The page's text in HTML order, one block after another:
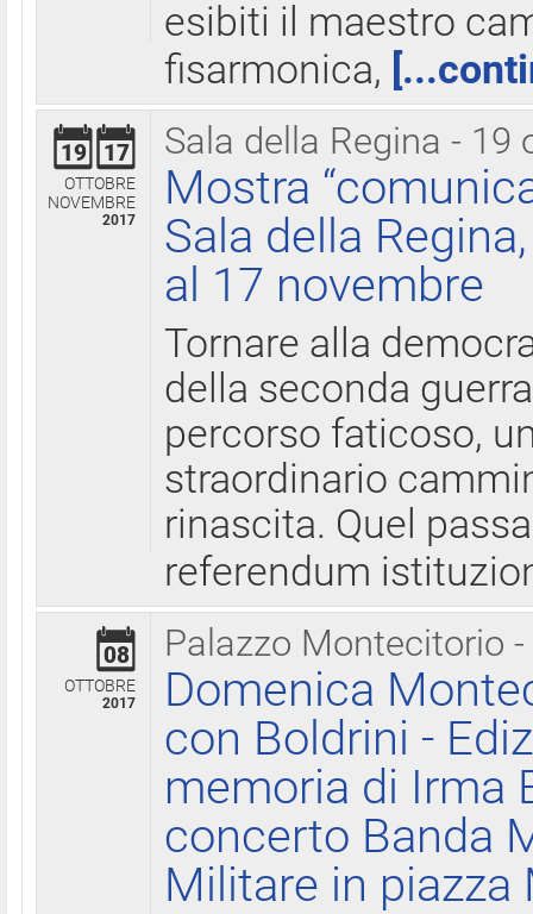
esibiti il maestro
fisarmonica,
Sala della Regina - 19
19 17
OTTOBRE
NOVEMBRE
2017
Mostra
Sala della
al 17 novembre
Tornare alla
della seconda
percorso faticoso,
straordinario
rinascita. Quel
referendum
Palazzo Montecitorio
08
OTTOBRE
2017
Domenica
con Boldrini -
memoria di Irma
concerto Banda
Militare in